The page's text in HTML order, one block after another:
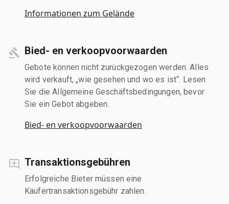
Informationen zum Gelände
Bied- en verkoopvoorwaarden
Gebote können nicht zurückgezogen werden. Alles
wird verkauft, „wie gesehen und wo es ist“. Lesen
Sie die Allgemeine Geschäftsbedingungen, bevor
Sie ein Gebot abgeben.
Bied- en verkoopvoorwaarden
Transaktionsgebühren
Erfolgreiche Bieter müssen eine
Käufertransaktionsgebühr zahlen.